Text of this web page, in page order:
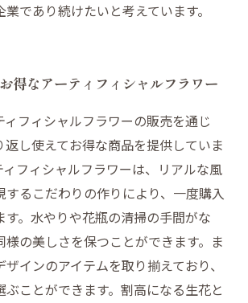
であり続けたいと考えています。
得なアーティフィシャルフラワー
フィシャルフラワーの販売を通じ
返し使えてお得な商品を提供していま
ィフィシャルフラワーは、リアルな風
するこだわりの作りにより、一度購入
す。水やりや花瓶の清掃の手間がな
様の美しさを保つことができます。ま
インのアイテムを取り揃えており、
ことができます。割高になる生花と